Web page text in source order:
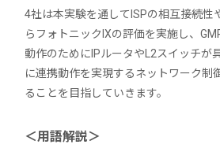
4社は本実験を通してISPの相互接続性
らフォトニックIXの評価を実施し、
動作のためにIPルータやL2スイッチが
に連携動作を実現するネットワーク制
ることを目指していきます。
＜用語解説＞